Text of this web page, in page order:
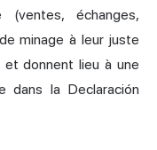
échanges,
minage à leur juste
et donnent lieu à une
dans la Declaración